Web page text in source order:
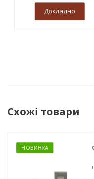
Докладно
Схожі товари
НОВИНКА